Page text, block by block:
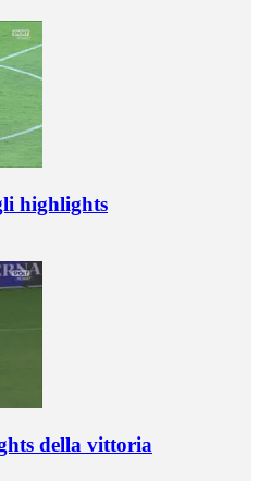
highlights
della vittoria